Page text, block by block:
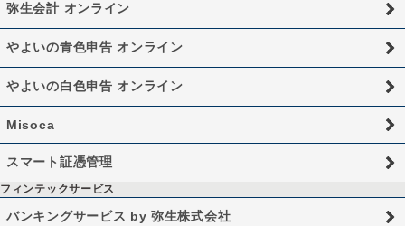
弥生会計 オンライン
やよいの青色申告 オンライン
やよいの白色申告 オンライン
Misoca
スマート証憑管理
フィンテックサービス
バンキングサービス by 弥生株式会社